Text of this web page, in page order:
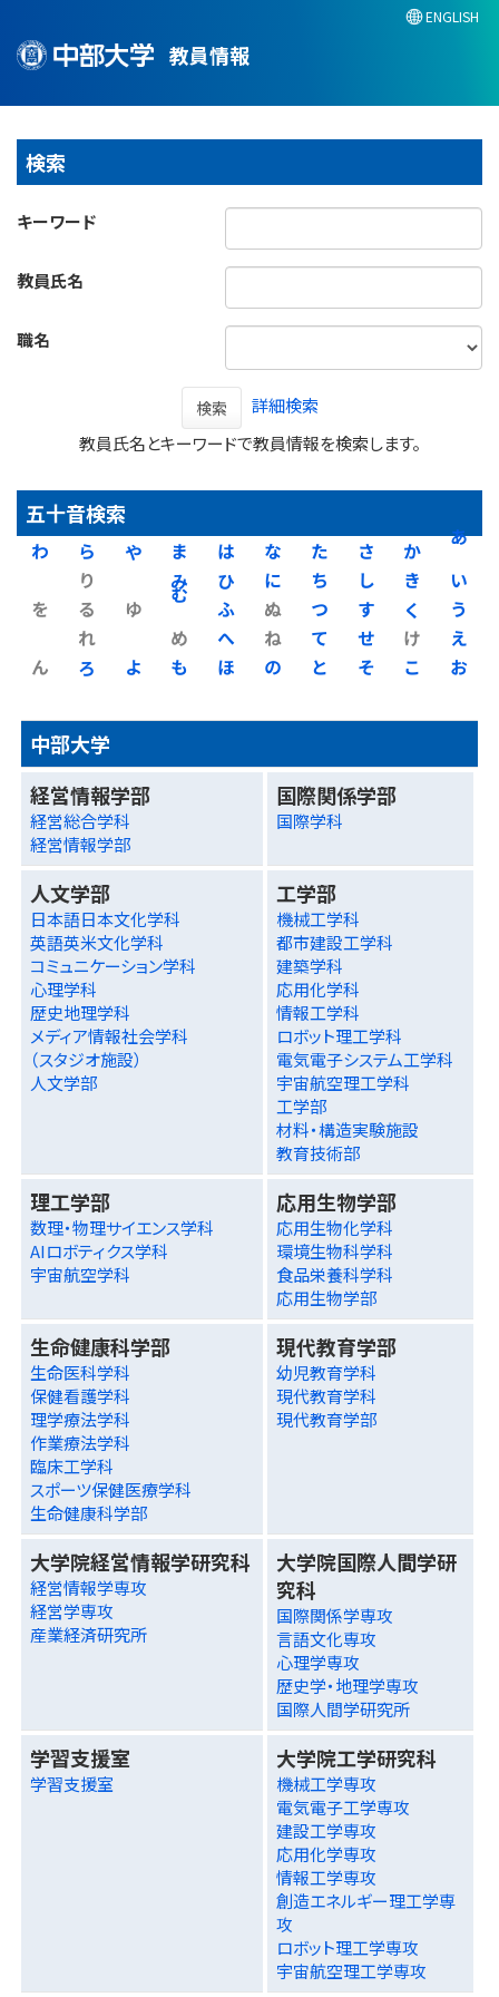
教員情報
ENGLISH
検索
キーワード
教員氏名
職名
検索
詳細検索
教員氏名とキーワードで教員情報を検索します。
五十音検索
あ
い
う
え
お
か
き
く
け
こ
さ
し
す
せ
そ
た
ち
つ
て
と
な
に
ぬ
ね
の
は
ひ
ふ
へ
ほ
ま
み
む
め
も
や
ゆ
よ
ら
り
る
れ
ろ
わ
を
ん
中部大学
経営情報学部
経営総合学科
経営情報学部
国際関係学部
国際学科
人文学部
日本語日本文化学科
英語英米文化学科
コミュニケーション学科
心理学科
歴史地理学科
メディア情報社会学科
（スタジオ施設）
人文学部
工学部
機械工学科
都市建設工学科
建築学科
応用化学科
情報工学科
ロボット理工学科
電気電子システム工学科
宇宙航空理工学科
工学部
材料・構造実験施設
教育技術部
理工学部
数理・物理サイエンス学科
AIロボティクス学科
宇宙航空学科
応用生物学部
応用生物化学科
環境生物科学科
食品栄養科学科
応用生物学部
生命健康科学部
生命医科学科
保健看護学科
理学療法学科
作業療法学科
臨床工学科
スポーツ保健医療学科
生命健康科学部
現代教育学部
幼児教育学科
現代教育学科
現代教育学部
大学院経営情報学研究科
経営情報学専攻
経営学専攻
産業経済研究所
大学院国際人間学研
究科
国際関係学専攻
言語文化専攻
心理学専攻
歴史学・地理学専攻
国際人間学研究所
学習支援室
学習支援室
大学院工学研究科
機械工学専攻
電気電子工学専攻
建設工学専攻
応用化学専攻
情報工学専攻
創造エネルギー理工学専
攻
ロボット理工学専攻
宇宙航空理工学専攻